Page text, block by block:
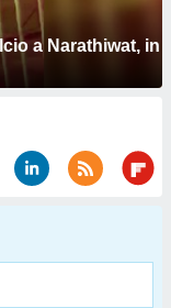
a Narathiwat, in